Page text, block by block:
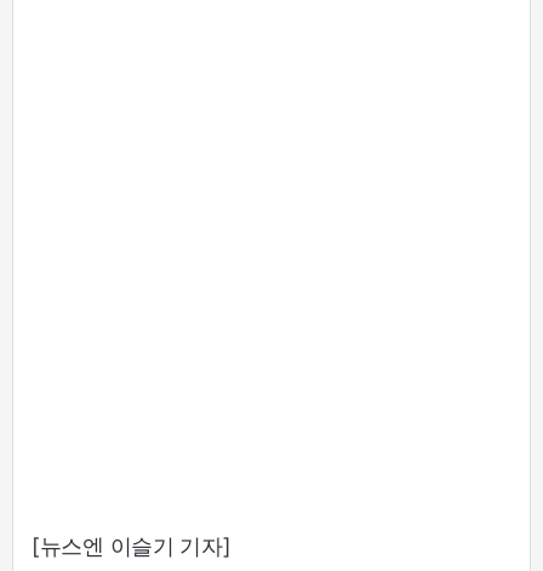
[뉴스엔 이슬기 기자]